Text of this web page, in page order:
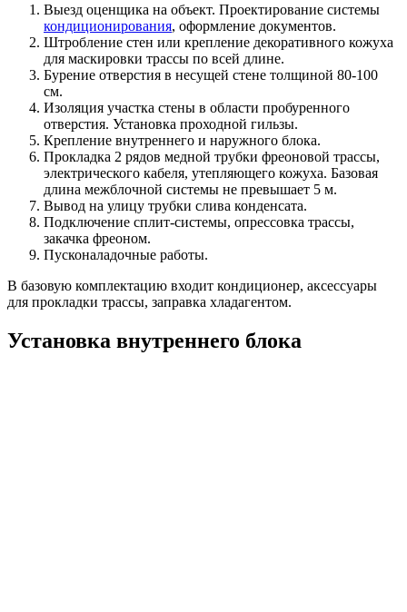
Выезд оценщика на объект. Проектирование системы
кондиционирования, оформление документов.
Штробление стен или крепление декоративного кожуха
для маскировки трассы по всей длине.
Бурение отверстия в несущей стене толщиной 80-100
см.
Изоляция участка стены в области пробуренного
отверстия. Установка проходной гильзы.
Крепление внутреннего и наружного блока.
Прокладка 2 рядов медной трубки фреоновой трассы,
электрического кабеля, утепляющего кожуха. Базовая
длина межблочной системы не превышает 5 м.
Вывод на улицу трубки слива конденсата.
Подключение сплит-системы, опрессовка трассы,
закачка фреоном.
Пусконаладочные работы.
В базовую комплектацию входит кондиционер, аксессуары
для прокладки трассы, заправка хладагентом.
Установка внутреннего блока